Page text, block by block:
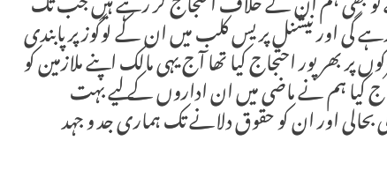
گی اور نیشنل پریس کلب میں ان کے لوگوز پر پابندی
بھرپور احتجاج کیا تھا آج یہی مالک اپنے ملازمین کو
کیا ہم نے ماضی میں ان اداروں کے لیے بہت
کی بحالی اور ان کو حقوق دلانے تک ہماری جد و جہد